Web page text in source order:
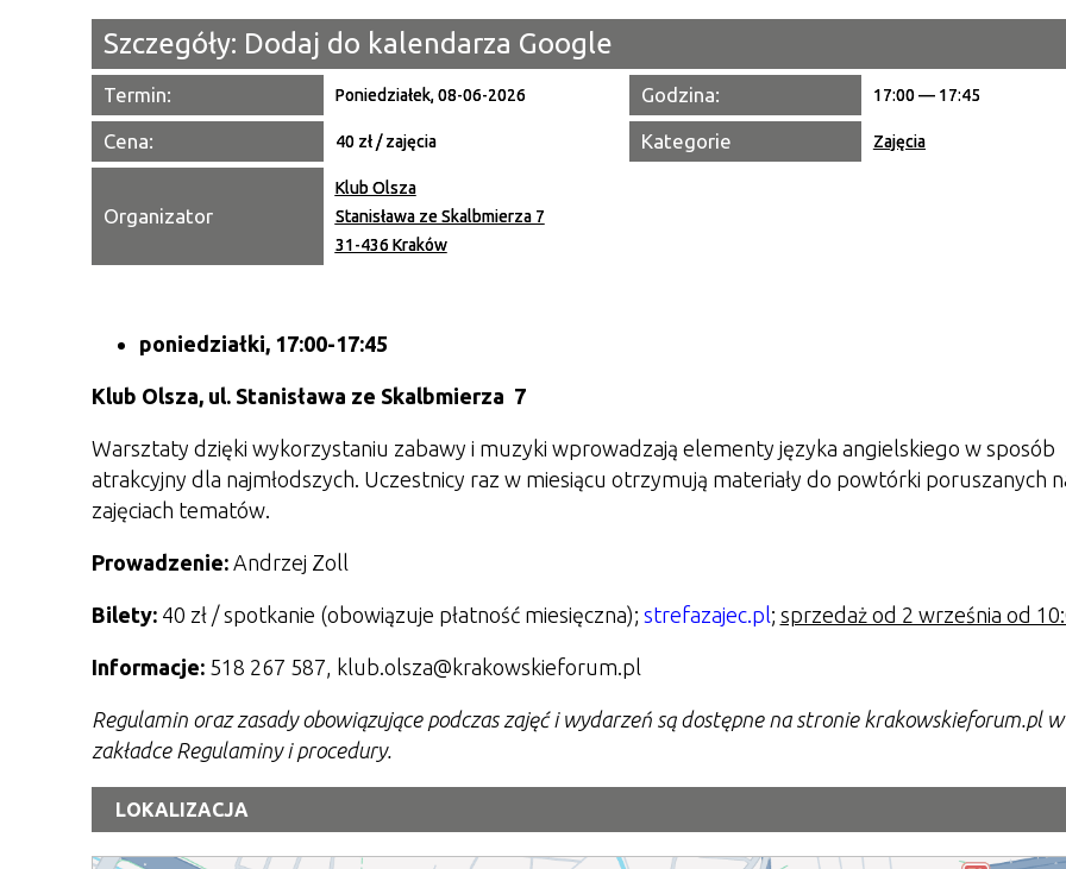
Szczegóły: Dodaj do kalendarza Google
Termin: Poniedziałek, 08-06-2026 Godzina: 17:00 — 17:45
Cena: 40 zł / zajęcia Kategorie Zajęcia
Organizator
Klub Olsza
Stanisława ze Skalbmierza 7
31-436 Kraków
poniedziałki, 17:00-17:45
Klub Olsza, ul. Stanisława ze Skalbmierza 7
Warsztaty dzięki wykorzystaniu zabawy i muzyki wprowadzają elementy języka angielskiego w sposób
atrakcyjny dla najmłodszych. Uczestnicy raz w miesiącu otrzymują materiały do powtórki poruszanych
zajęciach tematów.
Prowadzenie:Andrzej Zoll
Bilety:40 zł / spotkanie (obowiązuje płatność miesięczna); strefazajec.pl; sprzedaż od 2 września od
Informacje:518 267 587, klub.olsza@krakowskieforum.pl
Regulamin oraz zasady obowiązujące podczas zajęć i wydarzeń są dostępne na stronie krakowskieforum.pl w
zakładce Regulaminy i procedury.
LOKALIZACJA